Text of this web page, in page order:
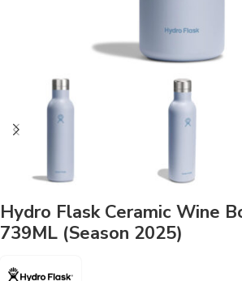
Hydro Flask Ceramic Wine
739ML (Season 2025)